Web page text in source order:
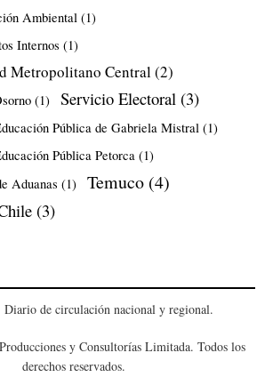
Ambiental (1)
Internos (1)
Metropolitano Central(2)
(1) Servicio Electoral (3)
Pública de Gabriela Mistral (1)
Pública Petorca (1)
Aduanas (1) Temuco (4)
(3)
Diario de circulación nacional y regional.
y Consultorías Limitada. Todos los
derechos reservados.